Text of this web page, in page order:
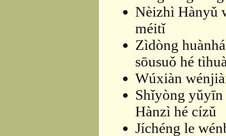
Nèizhì Hànyǔ
méitǐ
Zìdòng
sōusuǒ hé
Wúxiàn
Shǐyòng yǔyīn
Hànzì hé cízǔ
Jíchéng le